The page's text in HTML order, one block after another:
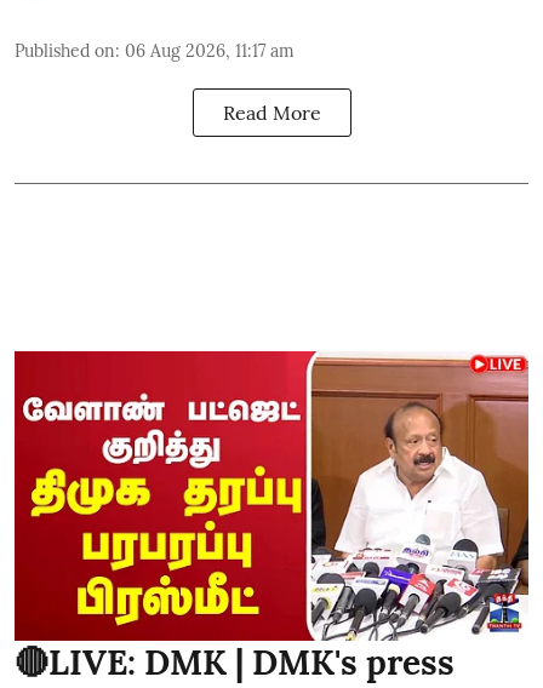
Published on: 06 Aug 2026, 11:17 am
Read More
🔴LIVE: DMK | DMK's press